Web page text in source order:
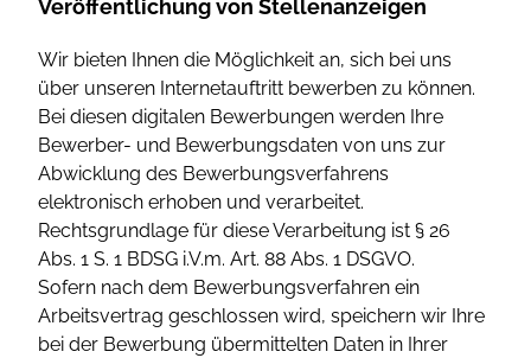
Veröffentlichung von Stellenanzeigen
Wir bieten Ihnen die Möglichkeit an, sich bei uns
über unseren Internetauftritt bewerben zu können.
Bei diesen digitalen Bewerbungen werden Ihre
Bewerber- und Bewerbungsdaten von uns zur
Abwicklung des Bewerbungsverfahrens
elektronisch erhoben und verarbeitet.
Rechtsgrundlage für diese Verarbeitung ist § 26
Abs. 1 S. 1 BDSG i.V.m. Art. 88 Abs. 1 DSGVO.
Sofern nach dem Bewerbungsverfahren ein
Arbeitsvertrag geschlossen wird, speichern wir Ihre
bei der Bewerbung übermittelten Daten in Ihrer